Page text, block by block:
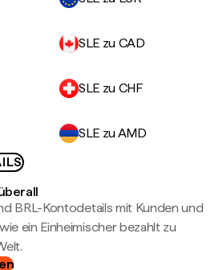
SLE zu CAD
SLE zu CHF
SLE zu AMD
BRL-Kontodetails mit Kunden und
ein Einheimischer bezahlt zu